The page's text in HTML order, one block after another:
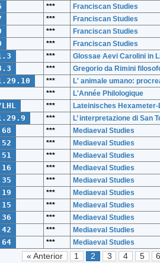
*** Franciscan Studies
*** Franciscan Studies
*** Franciscan Studies
*** Franciscan Studies
*** Glossae Aevi Carolini in
*** Gregorio da Rimini
*** L' animale umano:
*** L'Année Philologique
*** Lateinisches
*** L’ interpretazione di San
*** Mediaeval Studies
*** Mediaeval Studies
*** Mediaeval Studies
*** Mediaeval Studies
*** Mediaeval Studies
*** Mediaeval Studies
*** Mediaeval Studies
*** Mediaeval Studies
*** Mediaeval Studies
*** Mediaeval Studies
« Anterior 1 2 3 4 5